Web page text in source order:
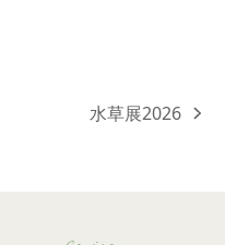
next
水草展2026